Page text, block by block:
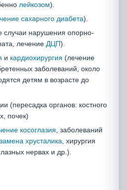
лейкозом).
сахарного диабета).
случаи нарушения опорно-
лечение ДЦП).
и кардиохирургия (лечение
заболеваний, около
детям в возрасте до
(пересадка органов: костного
почек)
косоглазия , заболеваний
замена хрусталика , хирургия
нервах и др.).